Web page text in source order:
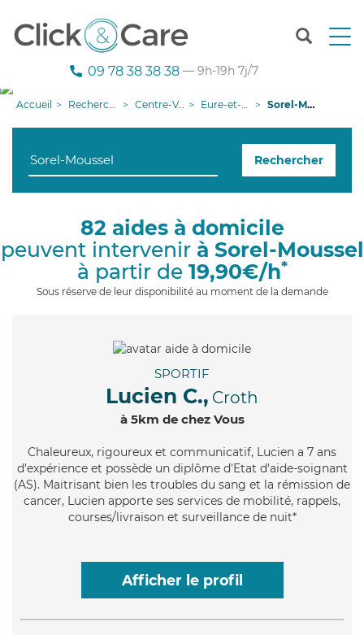
T
n
g
i
09 78 38 38 38 — 9h-19h 7j/7
Accueil Recherche aide à domicile Centre-Val de Loire Eure-et-Loir Sorel-Moussel
Rechercher
82 aides à domicile
peuvent intervenir à Sorel-Moussel
à partir de 19,90€/h*
Sous réserve de leur disponibilité au moment de la demande
SPORTIF
Lucien C., Croth
à 5km de chez Vous
Chaleureux, rigoureux et communicatif, Lucien a 7 ans
d'expérience et possède un diplôme d'Etat d'aide-soignant
(AS). Maitrisant bien les troubles du sang et la rémission de
cancer, Lucien apporte ses services de mobilité, rappels,
courses/livraison et surveillance de nuit*
Afficher le profil